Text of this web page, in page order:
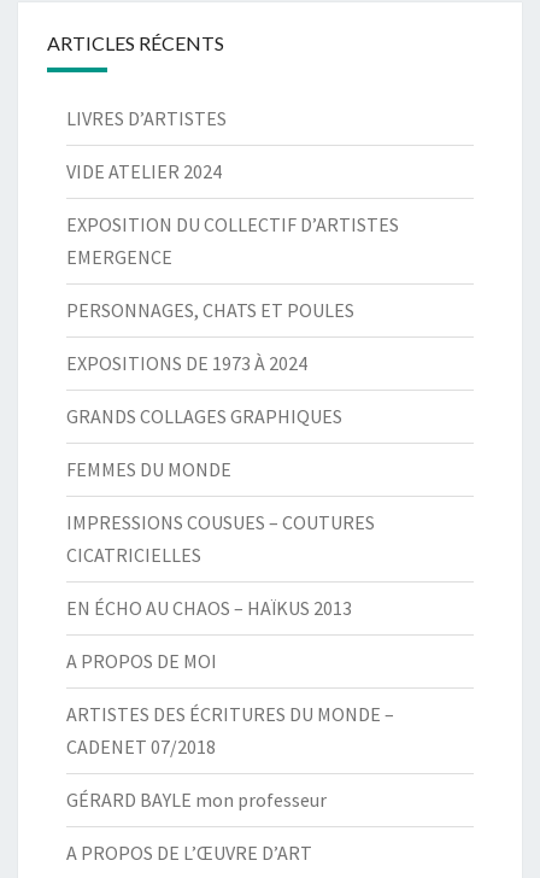
ARTICLES RÉCENTS
LIVRES D’ARTISTES
VIDE ATELIER 2024
EXPOSITION DU COLLECTIF D’ARTISTES
EMERGENCE
PERSONNAGES, CHATS ET POULES
EXPOSITIONS DE 1973 À 2024
GRANDS COLLAGES GRAPHIQUES
FEMMES DU MONDE
IMPRESSIONS COUSUES – COUTURES
CICATRICIELLES
EN ÉCHO AU CHAOS – HAÏKUS 2013
A PROPOS DE MOI
ARTISTES DES ÉCRITURES DU MONDE –
CADENET 07/2018
GÉRARD BAYLE mon professeur
A PROPOS DE L’ŒUVRE D’ART